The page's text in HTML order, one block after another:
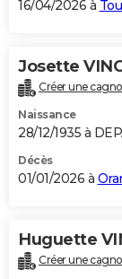
S'inscrire
Se connecter
Lycées
Collèges
Primaires
Universités
Entreprises
Service militaire
Avis de recherche
AVIS DE DÉCÈS
Bricolage
Lifestyle
Culture
Sport
Auto
Television
Voyage
Cinema
16/04/2026 à
Josette
Créer une
Naissance
28/12/1935 à
Décès
01/01/2026 à
Huguette
Créer une